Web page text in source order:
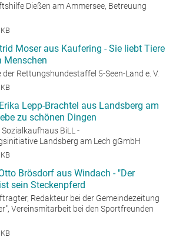
Dießen am Ammersee, Betreuung
Moser aus Kaufering - Sie liebt Tiere
Menschen
der Rettungshundestaffel 5-Seen-Land e. V.
Lepp-Brachtel aus Landsberg am
zu schönen Dingen
BiLL -
Landsberg am Lech gGmbH
Brösdorf aus Windach - "Der
sein Steckenpferd
Redakteur bei der Gemeindezeitung
Vereinsmitarbeit bei den Sportfreunden